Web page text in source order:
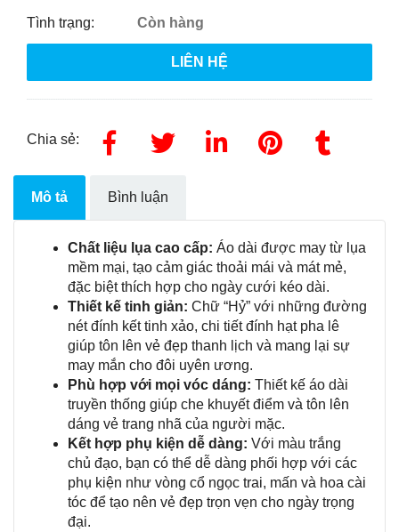
Tình trạng: Còn hàng
LIÊN HỆ
Chia sẻ:
Mô tả Bình luận
Chất liệu lụa cao cấp: Áo dài được may từ lụa
mềm mại, tạo cảm giác thoải mái và mát mẻ,
đặc biệt thích hợp cho ngày cưới kéo dài.
Thiết kế tinh giản: Chữ “Hỷ” với những đường
nét đính kết tinh xảo, chi tiết đính hạt pha lê
giúp tôn lên vẻ đẹp thanh lịch và mang lại sự
may mắn cho đôi uyên ương.
Phù hợp với mọi vóc dáng: Thiết kế áo dài
truyền thống giúp che khuyết điểm và tôn lên
dáng vẻ trang nhã của người mặc.
Kết hợp phụ kiện dễ dàng: Với màu trắng
chủ đạo, bạn có thể dễ dàng phối hợp với các
phụ kiện như vòng cổ ngọc trai, mấn và hoa cài
tóc để tạo nên vẻ đẹp trọn vẹn cho ngày trọng
đại.